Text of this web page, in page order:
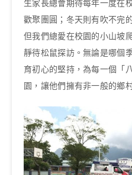
生家長總會期待每年一度在
歡聚團圓；冬天則有吹不完
但我們總愛在校園的小山坡
靜待松鼠探訪。無論是哪個
育初心的堅持，為每一個「
園，讓他們擁有非一般的鄉